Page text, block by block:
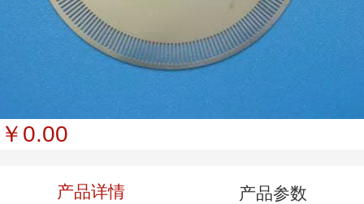
￥0.00
产品详情 产品参数